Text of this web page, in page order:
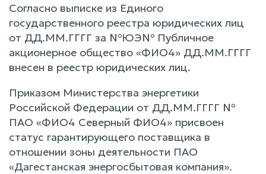
Согласно выписке из Единого
государственного реестра юридических лиц
от ДД.ММ.ГГГГ за №ЮЭ№ Публичное
акционерное общество «ФИО4» ДД.ММ.ГГГГ
внесен в реестр юридических лиц.
Приказом Министерства энергетики
Российской Федерации от ДД.ММ.ГГГГ №
ПАО «ФИО4 Северный ФИО4» присвоен
статус гарантирующего поставщика в
отношении зоны деятельности ПАО
«Дагестанская энергосбытовая компания».